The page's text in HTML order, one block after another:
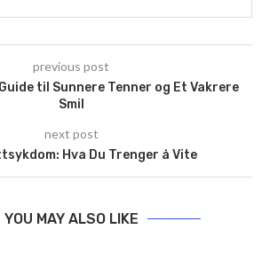
previous post
til Sunnere Tenner og Et Vakrere
Smil
next post
Hva Du Trenger å Vite
YOU MAY ALSO LIKE